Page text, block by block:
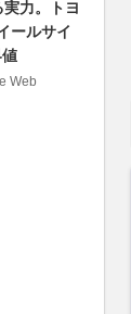
力。トヨ
ールサイ
Web